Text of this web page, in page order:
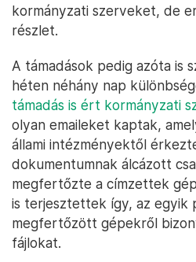
kormányzati szerveket, de
részlet.
A támadások pedig azóta is
héten néhány nap
támadás is ért kormányzati
olyan emaileket kaptak,
állami intézményektől
dokumentumnak álcázott
megfertőzte a címzettek
is terjesztettek így, az egyik
megfertőzött gépekről
fájlokat.